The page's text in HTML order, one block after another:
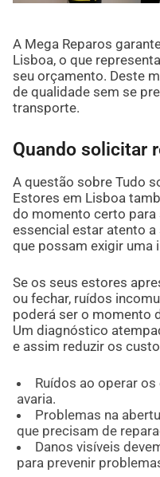
A Mega Reparos
Lisboa, o que
seu orçamento. Deste
de qualidade sem se
transporte.
Quando solicitar
A questão sobre Tudo
Estores em Lisboa
do momento certo para
essencial estar atento
que possam exigir uma
Se os seus estores
ou fechar, ruídos
poderá ser o momento
Um diagnóstico
e assim reduzir os
Ruídos ao operar
avaria.
Problemas na
que precisam de
Danos visíveis
para prevenir